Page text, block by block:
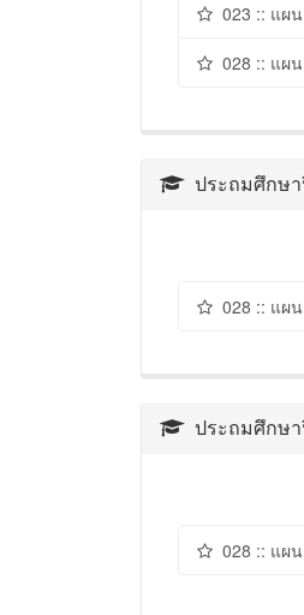
023 :: แผ
028 :: แผ
ประถมศึกษ
028 :: แผ
ประถมศึกษ
028 :: แผ